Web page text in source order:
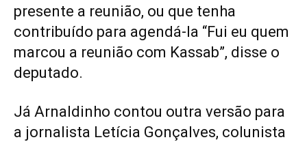
presente a reunião, ou que tenha
contribuído para agendá-la “Fui eu quem
marcou a reunião com Kassab”, disse o
deputado.
Já Arnaldinho contou outra versão para
a jornalista Letícia Gonçalves, colunista